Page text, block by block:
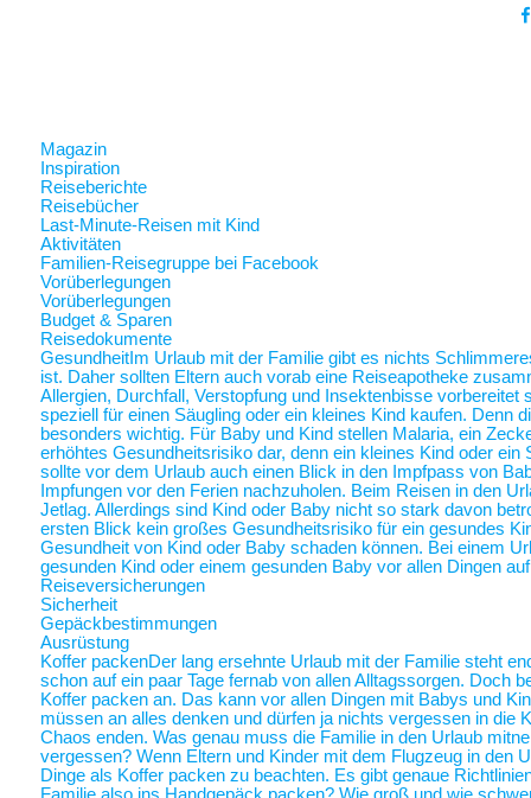
Magazin
Inspiration
Reiseberichte
Reisebücher
Last-Minute-Reisen mit Kind
Aktivitäten
Familien-Reisegruppe bei Facebook
Vorüberlegungen
Vorüberlegungen
Budget & Sparen
Reisedokumente
Gesundheit Im Urlaub mit der Familie gibt es nichts
ist. Daher sollten Eltern auch vorab eine Reiseapotheke
Allergien, Durchfall, Verstopfung und Insektenbisse
speziell für einen Säugling oder ein kleines Kind kaufen. Denn
besonders wichtig. Für Baby und Kind stellen Malaria, ein
erhöhtes Gesundheitsrisiko dar, denn ein kleines Kind oder
sollte vor dem Urlaub auch einen Blick in den Impfpass von
Impfungen vor den Ferien nachzuholen. Beim Reisen in den
Jetlag. Allerdings sind Kind oder Baby nicht so stark davon
ersten Blick kein großes Gesundheitsrisiko für ein gesundes
Gesundheit von Kind oder Baby schaden können. Bei einem
gesunden Kind oder einem gesunden Baby vor allen Dingen
Reiseversicherungen
Sicherheit
Gepäckbestimmungen
Ausrüstung
Koffer packenDer lang ersehnte Urlaub mit der Familie steht
schon auf ein paar Tage fernab von allen Alltagssorgen. Doch
Koffer packen an. Das kann vor allen Dingen mit Babys und
müssen an alles denken und dürfen ja nichts vergessen in die
Chaos enden. Was genau muss die Familie in den Urlaub
vergessen? Wenn Eltern und Kinder mit dem Flugzeug in den
Dinge als Koffer packen zu beachten. Es gibt genaue